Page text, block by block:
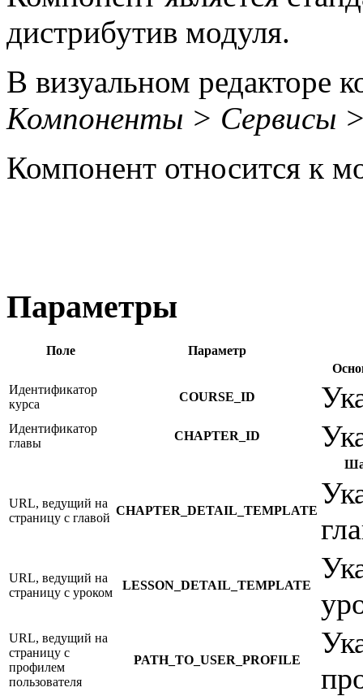
дистрибутив модуля.
В визуальном редакторе
Компоненты > Сервисы
Компонент относится к
Параметры
Поле
Параметр
Идентификатор
курса
COURSE_ID
Идентификатор
главы
CHAPTER_ID
URL, ведущий на
страницу с главой
CHAPTER_DETAIL_TEMPLATE
URL, ведущий на
страницу с уроком
LESSON_DETAIL_TEMPLATE
URL, ведущий на
страницу с
профилем
пользователя
PATH_TO_USER_PROFILE